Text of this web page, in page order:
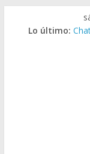
Lo último: